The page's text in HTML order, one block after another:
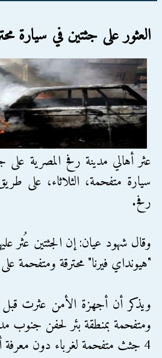
العثور على جثتين في سيارة
عثر أهالي مدينة رفح المصرية
سيارة متفحمة، الثلاثاء، على
رفح.
وقال شهود عيان: إن الجثتين عُثر
"هيونداي فيرنا" محترقة ومتفحمة
ويذكر أن أجهزة الأمن عثرت قبل
ومتفحمة بمنطقة بئر لحفن جنوب
4 جثث متفحمة لغرباء دون معرفة أسباب الحادث.